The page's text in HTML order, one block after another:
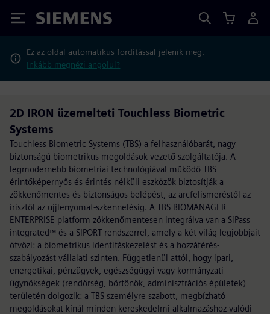
Siemens
Ez az oldal automatikus fordítással jelenik meg.
Inkább megnézi angolul?
2D IRON üzemelteti Touchless Biometric
Systems
Touchless Biometric Systems (TBS) a felhasználóbarát, nagy
biztonságú biometrikus megoldások vezető szolgáltatója. A
legmodernebb biometriai technológiával működő TBS
érintőképernyős és érintés nélküli eszközök biztosítják a
zökkenőmentes és biztonságos belépést, az arcfelismeréstől az
írisztől az ujjlenyomat-szkennelésig. A TBS BIOMANAGER
ENTERPRISE platform zökkenőmentesen integrálva van a SiPass
integrated™ és a SIPORT rendszerrel, amely a két világ legjobbjait
ötvözi: a biometrikus identitáskezelést és a hozzáférés-
szabályozást vállalati szinten. Függetlenül attól, hogy ipari,
energetikai, pénzügyek, egészségügyi vagy kormányzati
ügynökségek (rendőrség, börtönök, adminisztrációs épületek)
területén dolgozik: a TBS személyre szabott, megbízható
megoldásokat kínál minden kereskedelmi alkalmazáshoz valódi